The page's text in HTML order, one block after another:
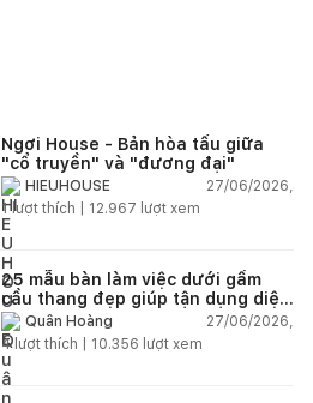
Ngơi House - Bản hòa tấu giữa
"cổ truyền" và "đương đại"
HIEUHOUSE
27/06/2026,
1lượt thích | 12.967 lượt xem
25 mẫu bàn làm việc dưới gầm
cầu thang đẹp giúp tận dụng diện
tích tưởng chừng bị bỏ quên
Quân Hoàng
27/06/2026,
4lượt thích | 10.356 lượt xem